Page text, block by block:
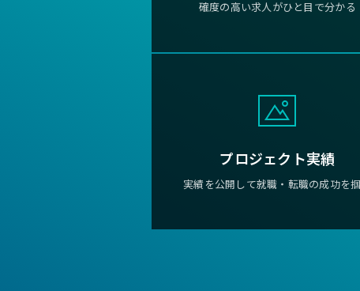
確度の高い求人がひと目で分かる
プロジェクト実績
実績を公開して就職・転職の成功を